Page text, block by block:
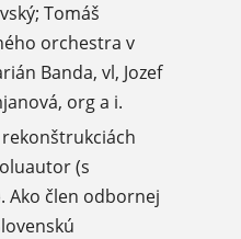
Tomáš
orchestra v
Banda, vl, Jozef
org a i.
(s
Ako člen odbornej